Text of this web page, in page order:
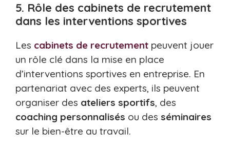
5. Rôle des cabinets de recrutement
dans les interventions sportives
Les cabinets de recrutement peuvent jouer
un rôle clé dans la mise en place
d’interventions sportives en entreprise. En
partenariat avec des experts, ils peuvent
organiser des ateliers sportifs, des
coaching personnalisés ou des séminaires
sur le bien-être au travail.